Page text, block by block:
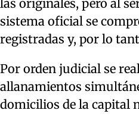
las originales, pero al
sistema oficial se
registradas y, por lo
Por orden judicial se
allanamientos
domicilios de la capital